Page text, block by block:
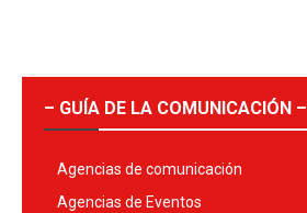
– GUÍA DE LA COMUNICACIÓN –
Agencias de comunicación
Agencias de Eventos